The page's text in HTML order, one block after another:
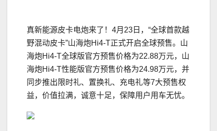
真新能源皮卡电炮来了！4月23日，“全球首款越
野混动皮卡”山海炮Hi4-T正式开启全球预售。山
海炮Hi4-T全球版官方预售价格为22.88万元，山
海炮Hi4-T性能版官方预售价格为24.98万元，并
同步推出限时礼、置换礼、充电礼等7大预售权
益，价值拉满，诚意十足，保障用户用车无忧。